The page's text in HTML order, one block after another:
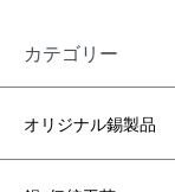
カテゴリー
オリジナル錫製品